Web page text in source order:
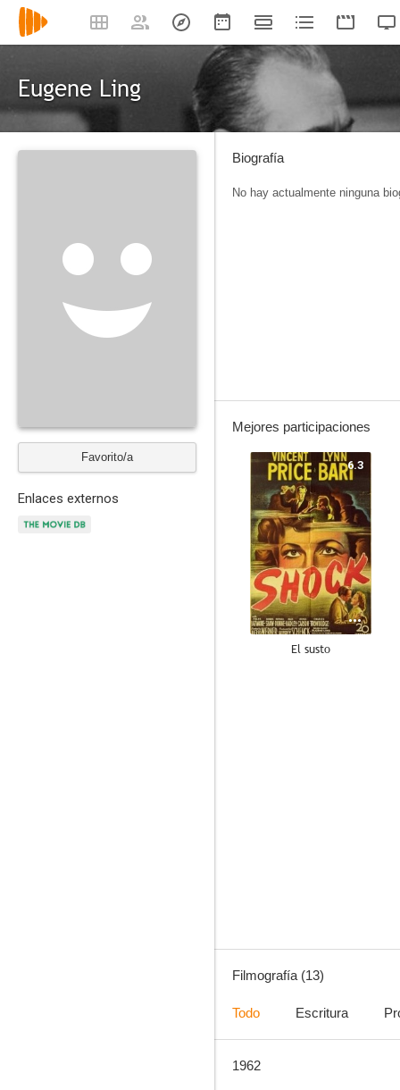
Eugene Ling
Favorito/a
Enlaces externos
Biografía
No hay actualmente ninguna
Mejores participaciones
6.3
El susto
Filmografía (13)
Todo Escritura
1962